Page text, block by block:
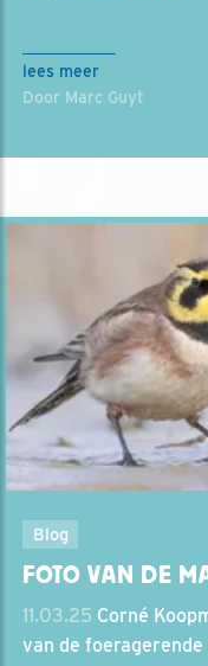
lees meer
Door Marc Guyt
Blog
FOTO VAN DE
11.03.25 Corné
van de